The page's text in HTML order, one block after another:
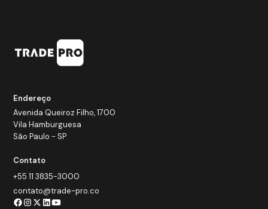
Endereço
Avenida Queiroz Filho, 1700
Vila Hamburguesa
São Paulo - SP
Contato
+55 11 3835-3000
contato@trade-pro.co